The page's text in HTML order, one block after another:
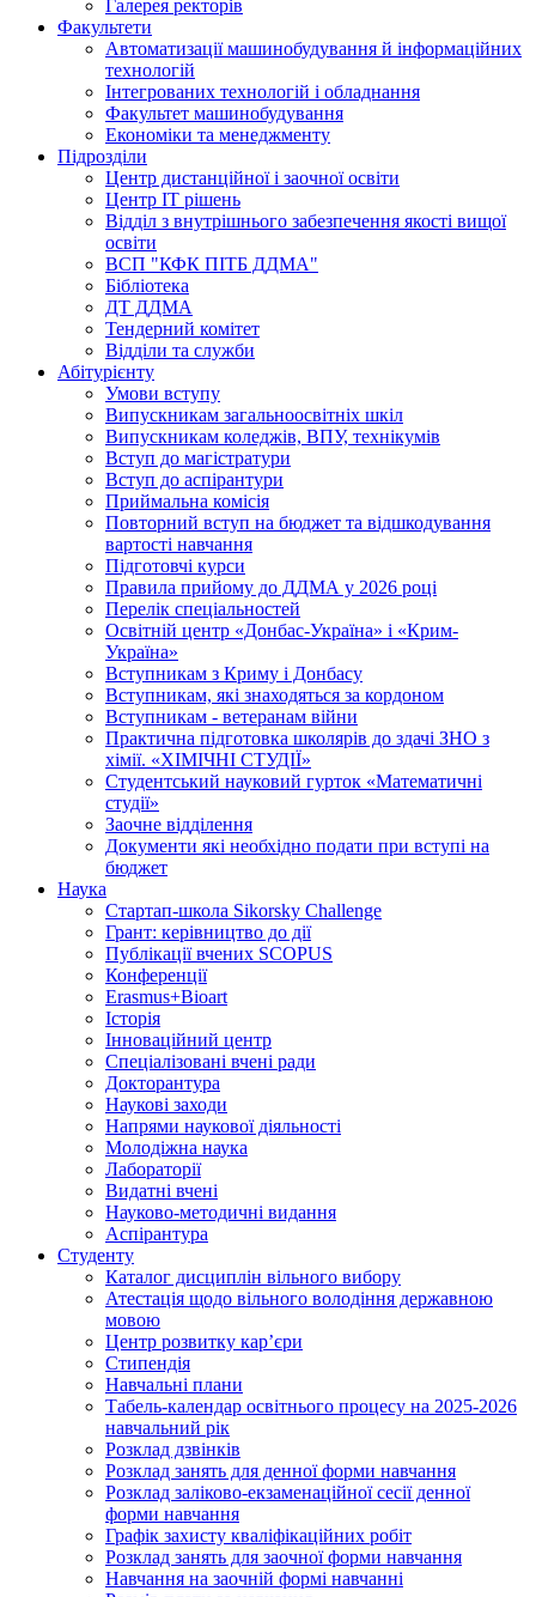
Галерея ректорів
Факультети
Автоматизації машинобудування й інформаційних
технологій
Інтегрованих технологій і обладнання
Факультет машинобудування
Економіки та менеджменту
Підрозділи
Центр дистанційної і заочної освіти
Центр ІТ рішень
Відділ з внутрішнього забезпечення якості вищої
освіти
ВСП "КФК ПІТБ ДДМА"
Бібліотека
ДТ ДДМА
Тендерний комітет
Відділи та служби
Абітурієнту
Умови вступу
Випускникам загальноосвітніх шкіл
Випускникам коледжів, ВПУ, технікумів
Вступ до магістратури
Вступ до аспірантури
Приймальна комісія
Повторний вступ на бюджет та відшкодування
вартості навчання
Підготовчі курси
Правила прийому до ДДМА у 2026 році
Перелік спеціальностей
Освітній центр «Донбас-Україна» і «Крим-
Україна»
Вступникам з Криму і Донбасу
Вступникам, які знаходяться за кордоном
Вступникам - ветеранам війни
Практична підготовка школярів до здачі ЗНО з
хімії. «ХІМІЧНІ СТУДІЇ»
Студентський науковий гурток «Математичні
студії»
Заочне відділення
Документи які необхідно подати при вступі на
бюджет
Наука
Стартап-школа Sikorsky Challenge
Грант: керівництво до дії
Публікації вчених SCOPUS
Конференції
Erasmus+Bioart
Історія
Інноваційний центр
Спеціалізовані вчені ради
Докторантура
Наукові заходи
Напрями наукової діяльності
Молодіжна наука
Лабораторії
Видатні вчені
Науково-методичні видання
Аспірантура
Студенту
Каталог дисциплін вільного вибору
Атестація щодо вільного володіння державною
мовою
Центр розвитку кар’єри
Стипендія
Навчальні плани
Табель-календар освітнього процесу на 2025-2026
навчальний рік
Розклад дзвінків
Розклад занять для денної форми навчання
Розклад заліково-екзаменаційної сесії денної
форми навчання
Графік захисту кваліфікаційних робіт
Розклад занять для заочної форми навчання
Навчання на заочній формі навчанні